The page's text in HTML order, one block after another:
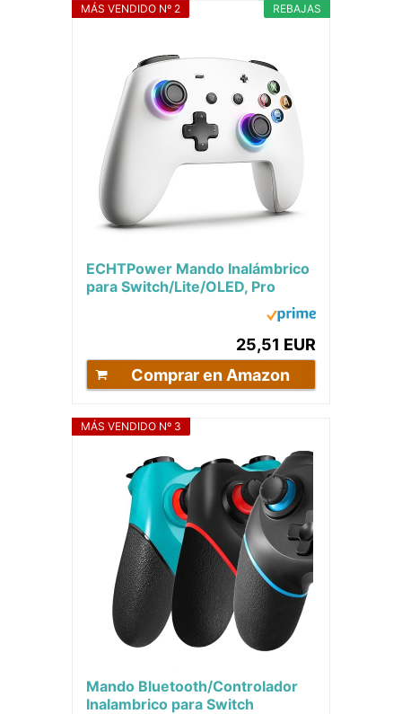
REBAJAS
MÁS VENDIDO Nº 2
ECHTPower Mando Inalámbrico
para Switch/Lite/OLED, Pro
Controller para PC con Función
25,51 EUR
Comprar en Amazon
MÁS VENDIDO Nº 3
Mando Bluetooth/Controlador
Inalambrico para Switch